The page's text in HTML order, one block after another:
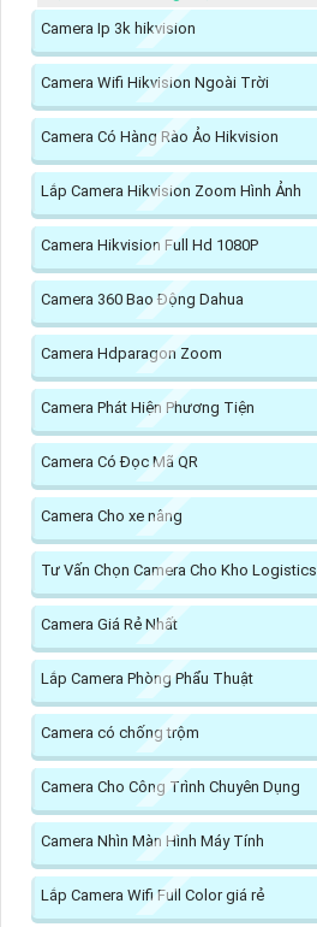
Camera Ip 3k hikvision
Camera Wifi Hikvision Ngoài Trời
Camera Có Hàng Rào Ảo Hikvision
Lắp Camera Hikvision Zoom Hình Ảnh
Camera Hikvision Full Hd 1080P
Camera 360 Bao Động Dahua
Camera Hdparagon Zoom
Camera Phát Hiện Phương Tiện
Camera Có Đọc Mã QR
Camera Cho xe nâng
Tư Vấn Chọn Camera Cho Kho Logistics
Camera Giá Rẻ Nhất
Lắp Camera Phòng Phẩu Thuật
Camera có chống trộm
Camera Cho Công Trình Chuyên Dụng
Camera Nhìn Màn Hình Máy Tính
Lắp Camera Wifi Full Color giá rẻ